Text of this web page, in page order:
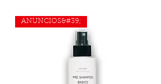
ANUNCIOS&#39;